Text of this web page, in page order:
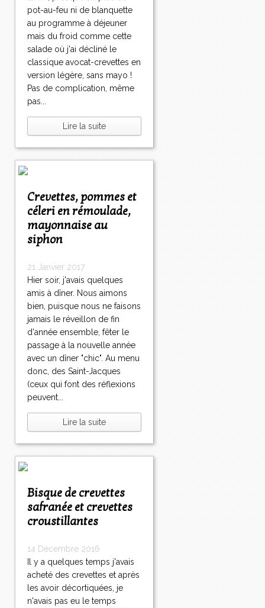
pot-au-feu ni de blanquette
au programme à déjeuner
mais du froid comme cette
salade où j'ai décliné le
classique avocat-crevettes en
version légère, sans mayo !
Pas de complication, même
pas...
Lire la suite
Crevettes, pommes et
céleri en rémoulade,
mayonnaise au
siphon
21 Janvier 2017
Hier soir, j'avais quelques
amis à dîner. Nous aimons
bien, puisque nous ne faisons
jamais le réveillon de fin
d'année ensemble, fêter le
passage à la nouvelle année
avec un dîner "chic". Au menu
donc, des Saint-Jacques
(ceux qui font des réflexions
peuvent...
Lire la suite
Bisque de crevettes
safranée et crevettes
croustillantes
14 Décembre 2016
Il y a quelques temps j'avais
acheté des crevettes et après
les avoir décortiquées, je
n'avais pas eu le temps